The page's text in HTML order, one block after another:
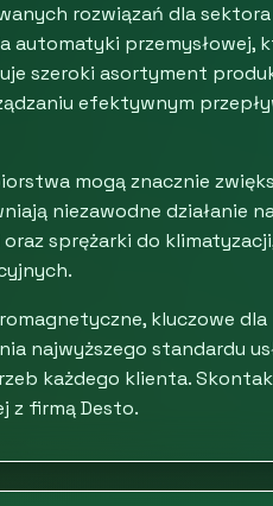
rozwiązań dla sektora
automatyki przemysłowej,
szeroki asortyment
efektywnym
mogą znacznie
niezawodne działanie
sprężarki do
kluczowe dla
najwyższego standardu
każdego klienta.
z firmą Desto.